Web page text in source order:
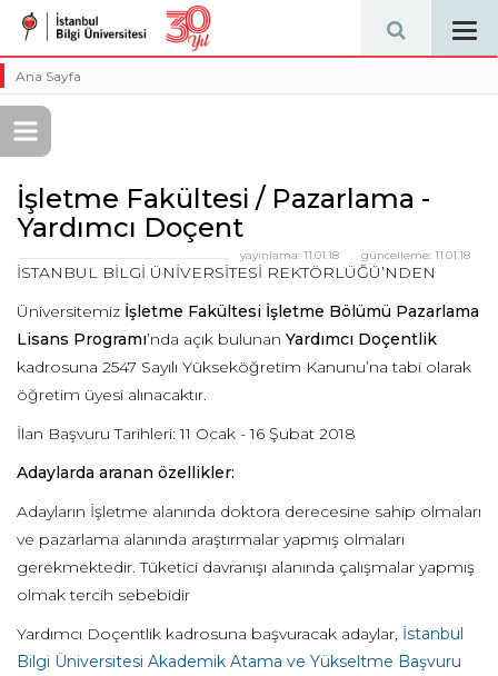
Ana Sayfa
İşletme Fakültesi / Pazarlama -
Yardımcı Doçent
güncelleme: 11.01.18
yayınlama: 11.01.18
İSTANBUL BİLGİ ÜNİVERSİTESİ REKTÖRLÜĞÜ’NDEN
Üniversitemiz İşletme Fakültesi İşletme Bölümü Pazarlama
Lisans Programı’nda açık bulunan Yardımcı Doçentlik
kadrosuna 2547 Sayılı Yükseköğretim Kanunu’na tabi olarak
öğretim üyesi alınacaktır.
İlan Başvuru Tarihleri: 11 Ocak - 16 Şubat 2018
Adaylarda aranan özellikler:
Adayların İşletme alanında doktora derecesine sahip olmaları
ve pazarlama alanında araştırmalar yapmış olmaları
gerekmektedir. Tüketici davranışı alanında çalışmalar yapmış
olmak tercih sebebidir
Yardımcı Doçentlik kadrosuna başvuracak adaylar, İstanbul
Bilgi Üniversitesi Akademik Atama ve Yükseltme Başvuru